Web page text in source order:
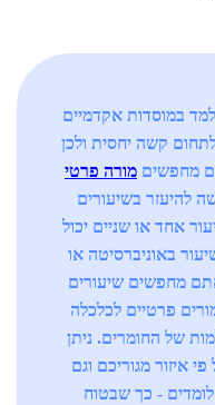
במוסדות אקדמיים
קשה יחסית ולכן
מחפשים מורה פרטי
להיעזר בשיעורים
אחד או שניים יכול
באוניברסיטה או
מחפשים שיעורים
פרטיים לכלכלה
של החומרים. ניתן
איזור מגוריכם וגם
- כך שבטוח